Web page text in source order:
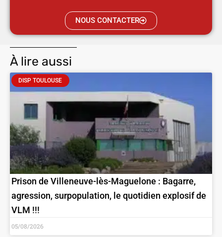
NOUS CONTACTER
À lire aussi
DISP TOULOUSE
Prison de Villeneuve-lès-Maguelone : Bagarre,
agression, surpopulation, le quotidien explosif de
VLM !!!
05/08/2026